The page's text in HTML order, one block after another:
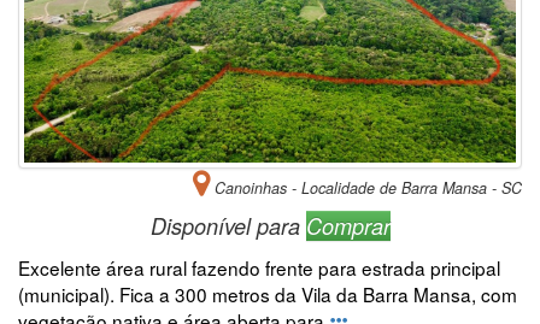
Canoinhas - Localidade de Barra Mansa - SC
Disponível para Comprar
Excelente área rural fazendo frente para estrada principal
(municipal). Fica a 300 metros da Vila da Barra Mansa, com